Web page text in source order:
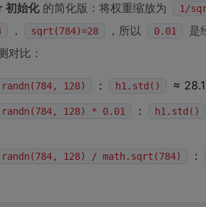
初始化的简化版：将权重缩放为
1/
， sqrt(784)=28 ，所以 0.01
是
对比：
128) ： h1.std() ≈
128) * 0.01 ： h1.std()
128) / math.sqrt(784)
：